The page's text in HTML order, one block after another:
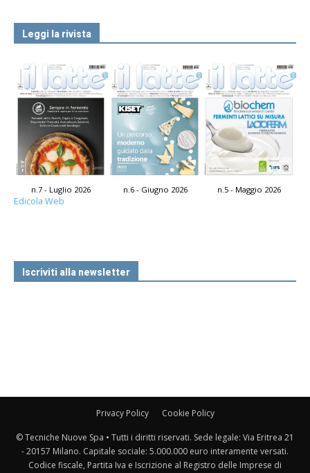
Leggi la rivista
n.7 - Luglio 2026 n.6 - Giugno 2026 n.5 - Maggio 2026
Edicola Web
Iscriviti alla newsletter
Privacy Policy Cookie Policy
© Tecniche Nuove Spa • Tutti i diritti riservati. Sede legale: Via Eritrea 21
- 20157 Milano. Capitale sociale: 5.000.000 euro interamente versati.
Codice fiscale, Partita Iva e Iscrizione al Registro delle Imprese di